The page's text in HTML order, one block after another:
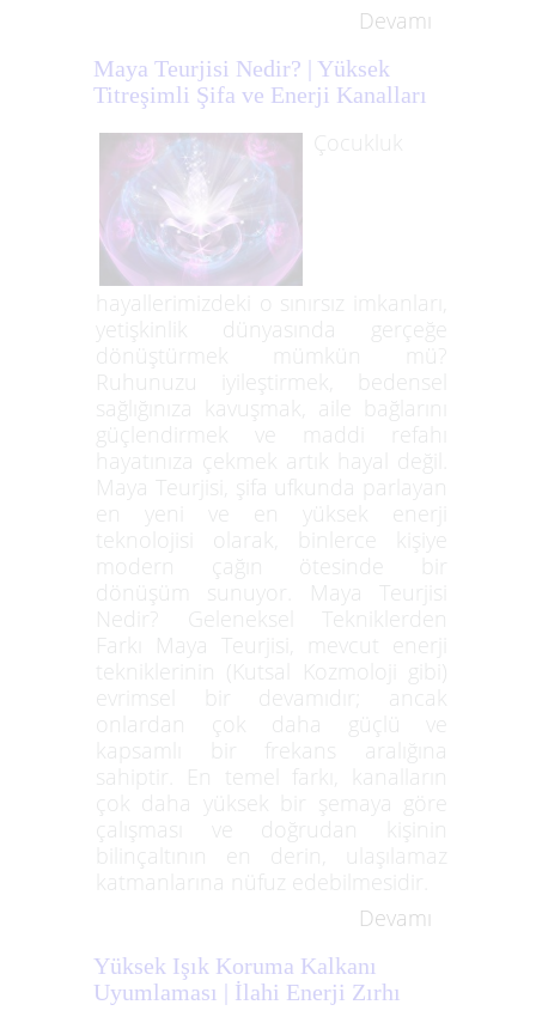
Devamı
Maya Teurjisi Nedir? | Yüksek
Titreşimli Şifa ve Enerji Kanalları
Çocukluk
hayallerimizdeki o sınırsız imkanları,
yetişkinlik dünyasında gerçeğe
dönüştürmek mümkün mü?
Ruhunuzu iyileştirmek, bedensel
sağlığınıza kavuşmak, aile bağlarını
güçlendirmek ve maddi refahı
hayatınıza çekmek artık hayal değil.
Maya Teurjisi, şifa ufkunda parlayan
en yeni ve en yüksek enerji
teknolojisi olarak, binlerce kişiye
modern çağın ötesinde bir
dönüşüm sunuyor. Maya Teurjisi
Nedir? Geleneksel Tekniklerden
Farkı Maya Teurjisi, mevcut enerji
tekniklerinin (Kutsal Kozmoloji gibi)
evrimsel bir devamıdır; ancak
onlardan çok daha güçlü ve
kapsamlı bir frekans aralığına
sahiptir. En temel farkı, kanalların
çok daha yüksek bir şemaya göre
çalışması ve doğrudan kişinin
bilinçaltının en derin, ulaşılamaz
katmanlarına nüfuz edebilmesidir.
Devamı
Yüksek Işık Koruma Kalkanı
Uyumlaması | İlahi Enerji Zırhı